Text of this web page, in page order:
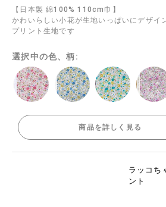
【日本製 綿100% 110cm巾】
かわいらしい小花が生地いっぱいにデザイ
プリント生地です
選択中の色、柄:
商品を詳しく見る
ラッコち
ント